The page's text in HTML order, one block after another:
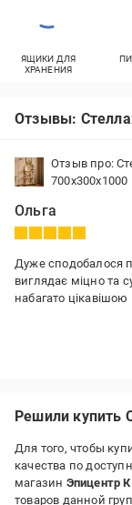
ЯЩИКИ ДЛЯ
ХРАНЕНИЯ
Отзывы:
Отзыв про:
Ольга
Дуже сподобалося
виглядає міцно та
набагато цікавішою
Решили купить
Для того, чтобы
качества по
магазин Эпицентр К
товаров данной